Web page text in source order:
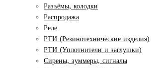
Разъёмы, колодки
Распродажа
Реле
РТИ (Резинотехнические изделия)
РТИ (Уплотнители и заглушки)
Сирены, зуммеры, сигналы